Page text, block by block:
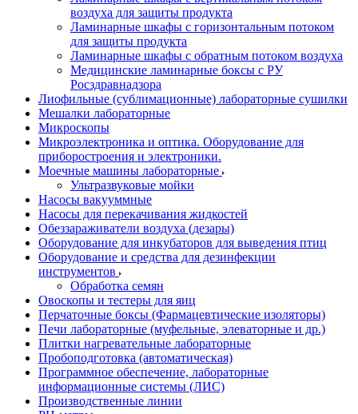
воздуха для защиты продукта
Ламинарные шкафы с горизонтальным потоком
для защиты продукта
Ламинарные шкафы с обратным потоком воздуха
Медицинские ламинарные боксы с РУ
Росздравнадзора
Лиофильные (сублимационные) лабораторные сушилки
Мешалки лабораторные
Микроскопы
Микроэлектроника и оптика. Оборудование для
приборостроения и электроники.
Моечные машины лабораторные
Ультразвуковые мойки
Насосы вакууммные
Насосы для перекачивания жидкостей
Обеззараживатели воздуха (дезары)
Оборудование для инкубаторов для выведения птиц
Оборудование и средства для дезинфекции
инструментов
Обработка семян
Овоскопы и тестеры для яиц
Перчаточные боксы (Фармацевтические изоляторы)
Печи лабораторные (муфельные, элеваторные и др.)
Плитки нагревательные лабораторные
Пробоподготовка (автоматическая)
Программное обеспечение, лабораторные
информационные системы (ЛИС)
Производственные линии